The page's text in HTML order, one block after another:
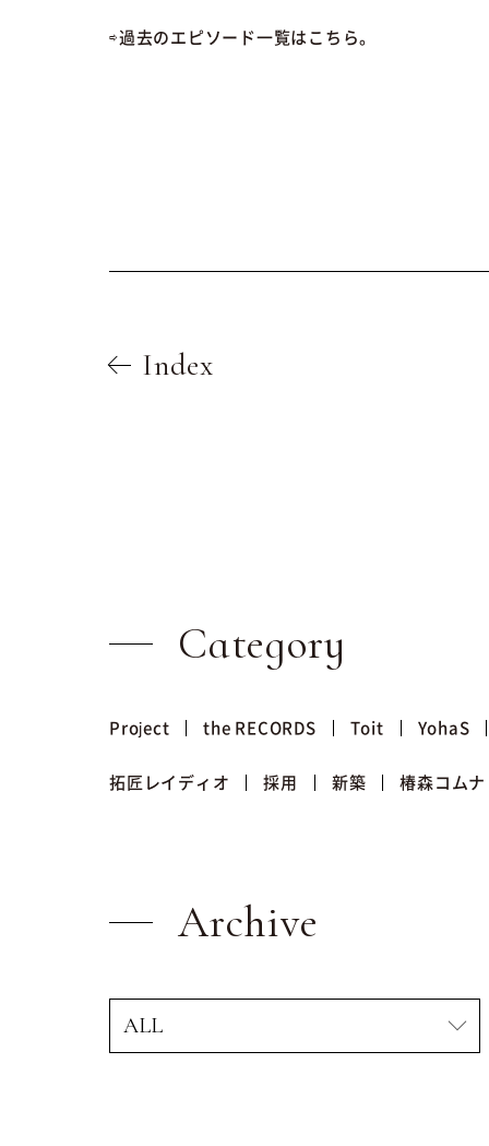
⇨過去のエピソード一覧はこちら。
Index
Category
Project the RECORDS Toit YohaS
拓匠レイディオ 採用 新築 椿森コムナ
Archive